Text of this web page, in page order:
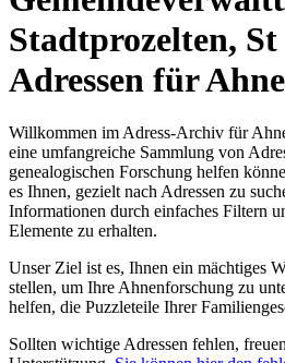
Stadtprozelten,
Adressen für
Willkommen im Adress-Archiv für
eine umfangreiche Sammlung von
genealogischen Forschung helfen
es Ihnen, gezielt nach Adressen zu
Informationen durch einfaches Filtern
Elemente zu erhalten.
Unser Ziel ist es, Ihnen ein mächtiges
stellen, um Ihre Ahnenforschung zu
helfen, die Puzzleteile Ihrer
Sollten wichtige Adressen fehlen,